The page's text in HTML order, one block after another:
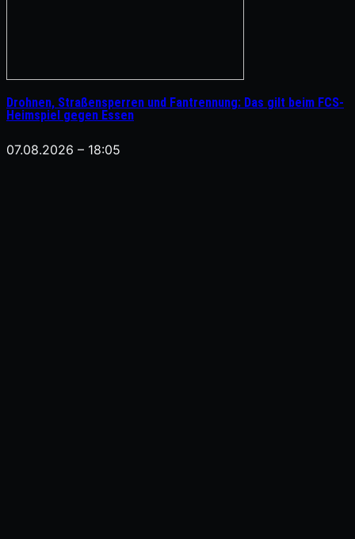
Drohnen, Straßensperren und Fantrennung: Das gilt beim FCS-
Heimspiel gegen Essen
07.08.2026 – 18:05